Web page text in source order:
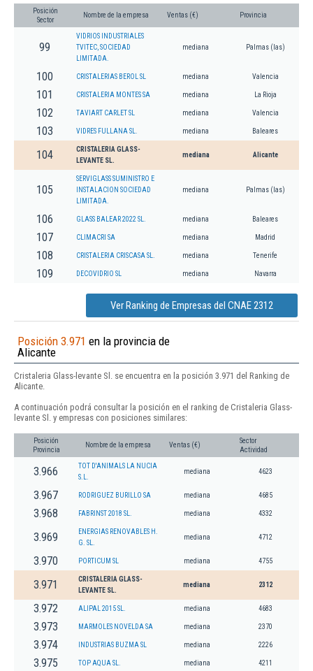
Posición
Sector
Nombre de la empresa Ventas (€) Provincia
99
VIDRIOS INDUSTRIALES
TVITEC, SOCIEDAD
LIMITADA.
mediana Palmas (las)
100 CRISTALERIAS BEROL SL mediana Valencia
101 CRISTALERIA MONTES SA mediana La Rioja
102 TAVIART CARLET SL mediana Valencia
103 VIDRES FULLANA SL. mediana Baleares
104
CRISTALERIA GLASS-
LEVANTE SL.
mediana Alicante
105
SERVIGLASS SUMINISTRO E
INSTALACION SOCIEDAD
LIMITADA.
mediana Palmas (las)
106 GLASS BALEAR 2022 SL. mediana Baleares
107 CLIMACRI SA mediana Madrid
108 CRISTALERIA CRISCASA SL. mediana Tenerife
109 DECOVIDRIO SL mediana Navarra
Ver Ranking de Empresas del CNAE 2312
Posición 3.971 en la provincia de
Alicante
Cristaleria Glass-levante Sl. se encuentra en la posición 3.971 del Ranking de
Alicante.
A continuación podrá consultar la posición en el ranking de Cristaleria Glass-
levante Sl. y empresas con posiciones similares:
Posición
Provincia
Nombre de la empresa Ventas (€)
Sector
Actividad
3.966
TOT D'ANIMALS LA NUCIA
S.L.
mediana 4623
3.967 RODRIGUEZ BURILLO SA mediana 4685
3.968 FABRINST 2018 SL. mediana 4332
3.969
ENERGIAS RENOVABLES H.
G. SL.
mediana 4712
3.970 PORTICUM SL mediana 4755
3.971
CRISTALERIA GLASS-
LEVANTE SL.
mediana 2312
3.972 ALIPAL 2015 SL. mediana 4683
3.973 MARMOLES NOVELDA SA mediana 2370
3.974 INDUSTRIAS BUZMA SL mediana 2226
3.975 TOP AQUA SL. mediana 4211